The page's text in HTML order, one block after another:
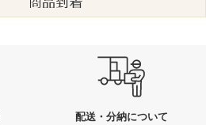
配送・分納について